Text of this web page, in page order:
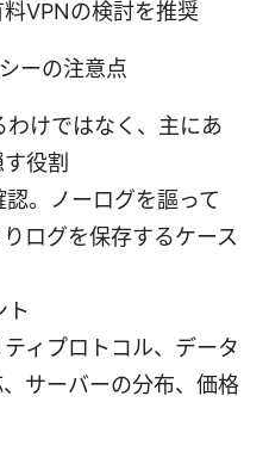
VPNの検討を推奨
ーの注意点
けではなく、主にあ
役割
。ノーログを謳って
ログを保存するケース
ト
ィプロトコル、データ
サーバーの分布、価格